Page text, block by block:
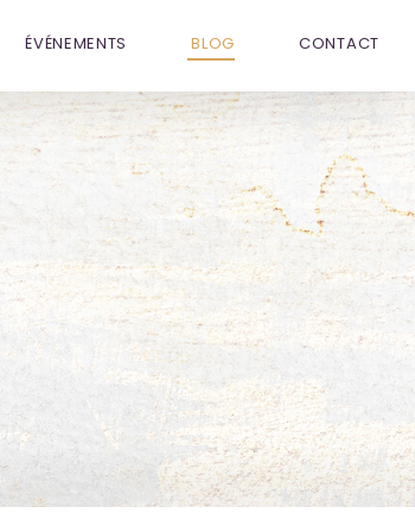
ÉVÉNEMENTS BLOG CONTACT